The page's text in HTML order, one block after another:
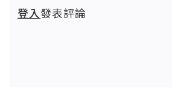
登入發表評論